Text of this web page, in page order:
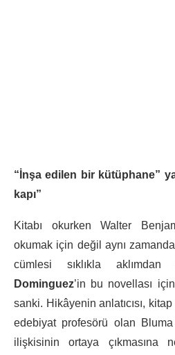
“İnşa edilen bir kütüphane”
kapı”
Kitabı okurken Walter
okumak için değil aynı
cümlesi sıklıkla
Dominguez’in bu novellası
sanki. Hikâyenin anlatıcısı,
edebiyat profesörü olan
ilişkisinin ortaya çıkmasına